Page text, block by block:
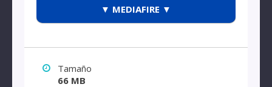
▼ MEDIAFIRE ▼
Tamaño
66 MB